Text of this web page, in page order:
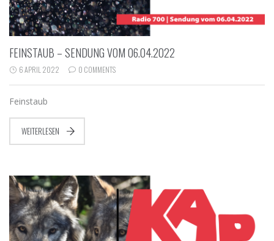
FEINSTAUB – SENDUNG VOM 06.04.2022
6 APRIL 2022 0 COMMENTS
Feinstaub
WEITERLESEN